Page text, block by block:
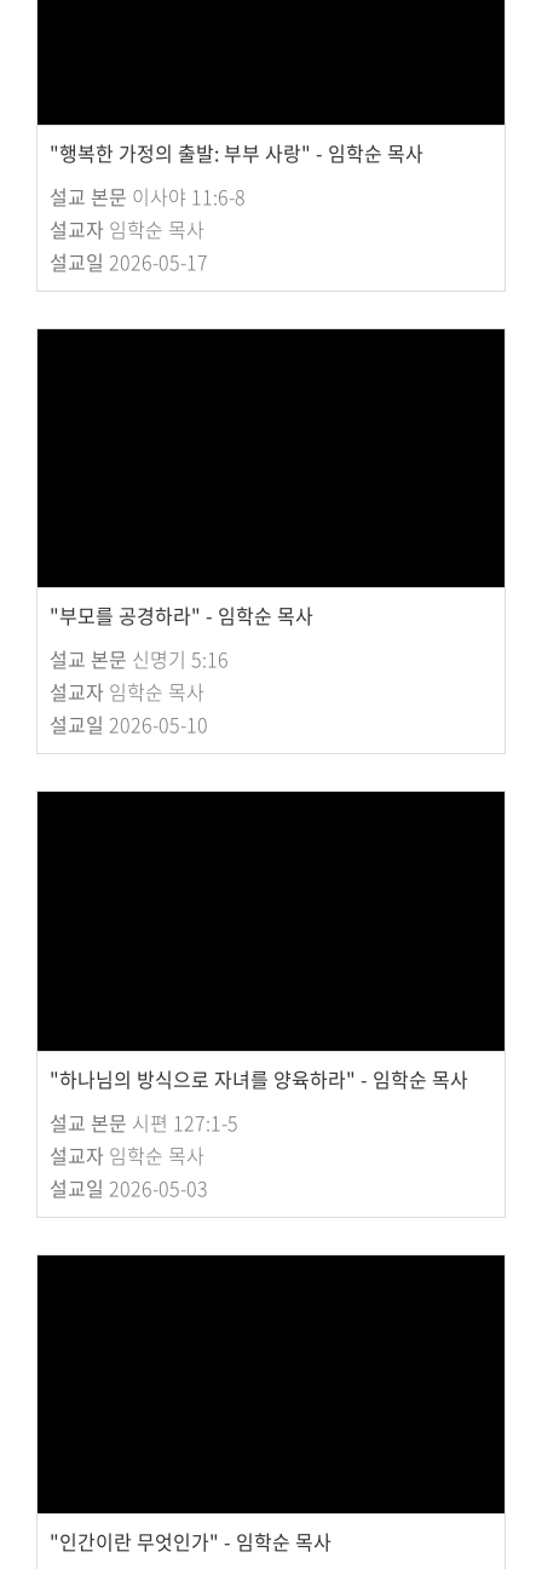
"행복한 가정의 출발: 부부 사랑" - 임학순 목사
설교 본문 이사야 11:6-8
설교자 임학순 목사
설교일 2026-05-17
"부모를 공경하라" - 임학순 목사
설교 본문 신명기 5:16
설교자 임학순 목사
설교일 2026-05-10
"하나님의 방식으로 자녀를 양육하라" - 임학순 목사
설교 본문 시편 127:1-5
설교자 임학순 목사
설교일 2026-05-03
"인간이란 무엇인가" - 임학순 목사